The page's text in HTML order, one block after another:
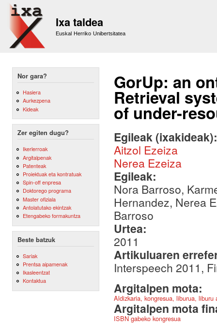
Ixa taldea
Euskal Herriko Unibertsitatea
Nor gara?
Hasiera
Aurkezpena
Kideak
Zer egiten dugu?
Ikerlerroak
Argitalpenak
Patenteak
Proiektuak eta kontratuak
Spin-off enpresa
Doktorego programa
Master ofiziala
Antolatutako ekintzak
Etengabeko formakuntza
Beste batzuk
Sariak
Prentsa aipamenak
Ikasleentzat
Kontaktua
GorUp: an
Retrieval
of under-
Egileak
Aitzol Ezeiza
Nerea Ezeiza
Egileak:
Nora Barroso,
Hernandez, Nerea
Barroso
Urtea:
2011
Artikuluaren
Interspeech 2011,
Argitalpen mota:
Aldizkaria, kongresua, liburua,
Argitalpen mota
ISBN gabeko kongresua